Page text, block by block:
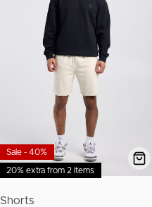
20% extra from 2 items
Sale - 40%
Shorts